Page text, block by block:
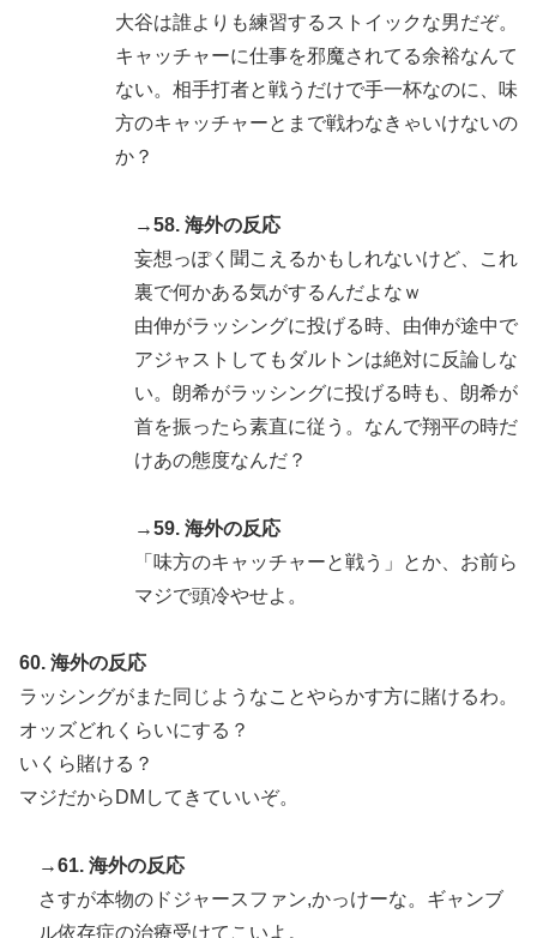
大谷は誰よりも練習するストイックな男だぞ。
キャッチャーに仕事を邪魔されてる余裕なんて
ない。相手打者と戦うだけで手一杯なのに、味
方のキャッチャーとまで戦わなきゃいけないの
か？
→58. 海外の反応
妄想っぽく聞こえるかもしれないけど、これ
裏で何かある気がするんだよなｗ
由伸がラッシングに投げる時、由伸が途中で
アジャストしてもダルトンは絶対に反論しな
い。朗希がラッシングに投げる時も、朗希が
首を振ったら素直に従う。なんで翔平の時だ
けあの態度なんだ？
→59. 海外の反応
「味方のキャッチャーと戦う」とか、お前ら
マジで頭冷やせよ。
60. 海外の反応
ラッシングがまた同じようなことやらかす方に賭けるわ。
オッズどれくらいにする？
いくら賭ける？
マジだからDMしてきていいぞ。
→61. 海外の反応
さすが本物のドジャースファン,かっけーな。ギャンブ
ル依存症の治療受けてこいよ。